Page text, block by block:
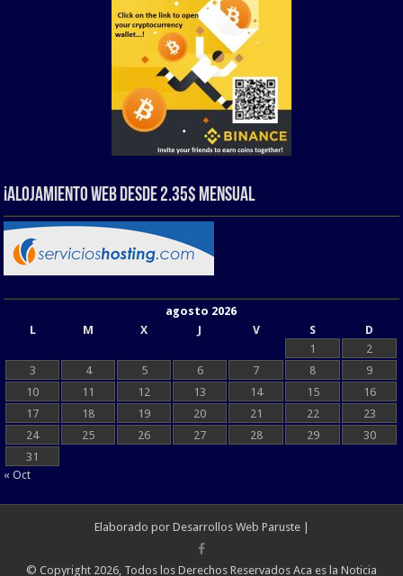
¡Alojamiento web Desde 2.35$ Mensual
agosto 2026
L
M X J V S
D
1
2
3
4 5 6 7 8
9
10
11 12 13 14 15
16
17
18 19 20 21 22
23
24
25 26 27 28 29
30
31
« Oct
Elaborado por Desarrollos Web Paruste|
© Copyright 2026, Todos los Derechos Reservados Aca es la Noticia